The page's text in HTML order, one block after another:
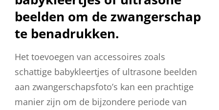
beelden om de zwangerschap
te benadrukken.
Het toevoegen van accessoires zoals
schattige babykleertjes of ultrasone beelden
aan zwangerschapsfoto’s kan een prachtige
manier zijn om de bijzondere periode van